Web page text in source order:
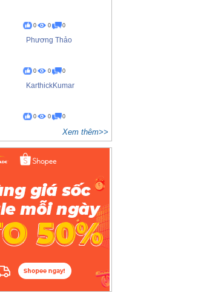
0 0 0
Phương Thảo
0 0 0
KarthickKumar
0 0 0
Xem thêm>>